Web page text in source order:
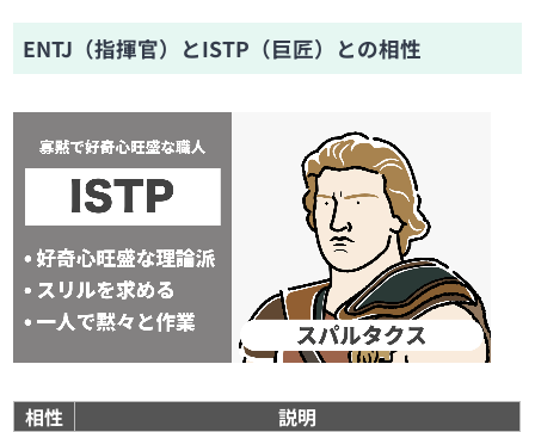
ENTJ（指揮官）とISTP（巨匠）との相性
相性 説明